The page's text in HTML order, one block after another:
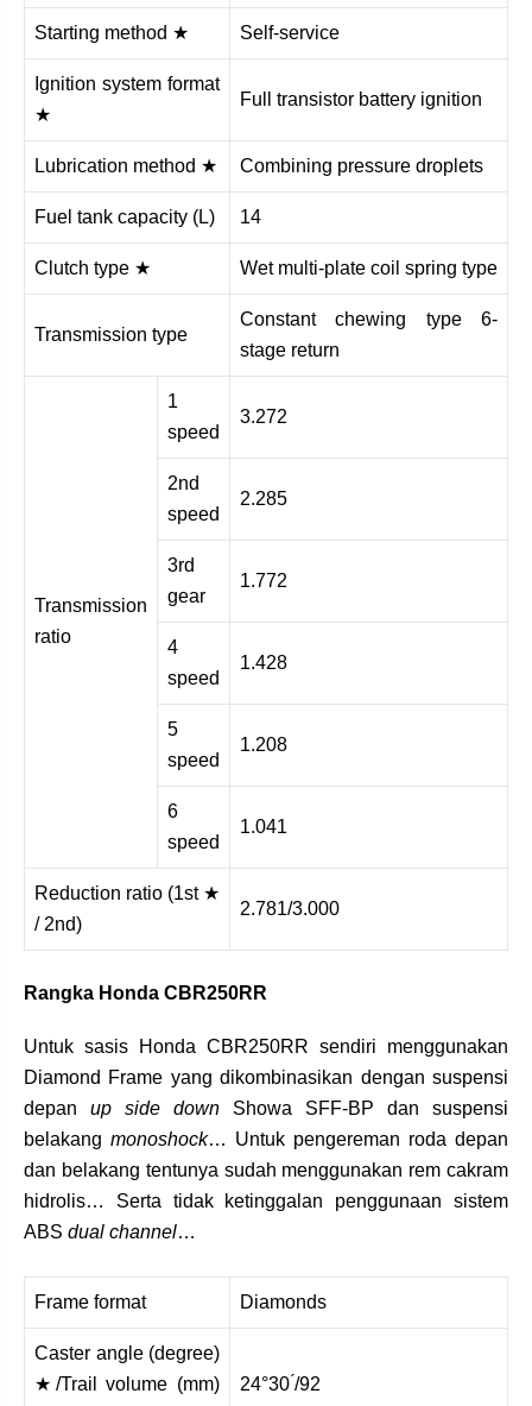
Starting method ★ Self-service
Ignition system format
★
Full transistor battery ignition
Lubrication method ★ Combining pressure droplets
Fuel tank capacity (L) 14
Clutch type ★ Wet multi-plate coil spring type
Transmission type
Constant chewing type 6-
stage return
Transmission
ratio
1
speed
3.272
2nd
speed
2.285
3rd
gear
1.772
4
speed
1.428
5
speed
1.208
6
speed
1.041
Reduction ratio (1st ★
/ 2nd)
2.781/3.000
Rangka Honda CBR250RR
Untuk sasis Honda CBR250RR sendiri menggunakan
Diamond Frame yang dikombinasikan dengan suspensi
depan up side down Showa SFF-BP dan suspensi
belakang monoshock… Untuk pengereman roda depan
dan belakang tentunya sudah menggunakan rem cakram
hidrolis… Serta tidak ketinggalan penggunaan sistem
ABS dual channel…
Frame format Diamonds
Caster angle (degree)
★/Trail volume (mm)
24°30 ́/92